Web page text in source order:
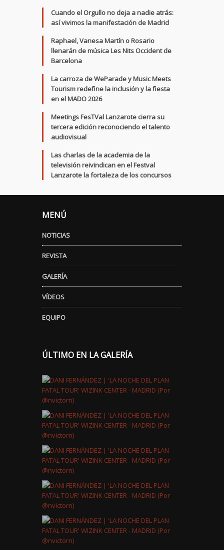
Cuando el Orgullo no deja a nadie atrás:
así vivimos la manifestación de Madrid
Raphael, Vanesa Martín o Rosario
llenarán de música Les Nits Occident de
Barcelona
La carroza de WeParade y Music Meets
Tourism redefine la inclusión y la fiesta
en el MADO 2026
Meetings FesTVal Lanzarote cierra su
tercera edición reconociendo el talento
audiovisual
Las charlas de la academia de la
televisión reivindican en el Festval
Lanzarote la fortaleza de los concursos
MENÚ
NOTICIAS
REVISTA
GALERÍA
VÍDEOS
EQUIPO
ÚLTIMO EN LA GALERÍA